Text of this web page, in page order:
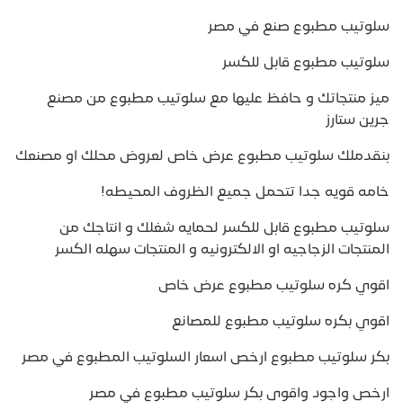
سلوتيب مطبوع صنع في مصر
سلوتيب مطبوع قابل للكسر
ميز منتجاتك و حافظ عليها مع سلوتيب مطبوع من مصنع
جرين ستارز
بنقدملك سلوتيب مطبوع عرض خاص لعروض محلك او مصنعك
خامه قويه جدا تتحمل جميع الظروف المحيطه!
سلوتيب مطبوع قابل للكسر لحمايه شغلك و انتاجك من
المنتجات الزجاجيه او الالكترونيه و المنتجات سهله الكسر
اقوي كره سلوتيب مطبوع عرض خاص
اقوي بكره سلوتيب مطبوع للمصانع
بكر سلوتيب مطبوع ارخص اسعار السلوتيب المطبوع في مصر
ارخص واجود واقوى بكر سلوتيب مطبوع في مصر